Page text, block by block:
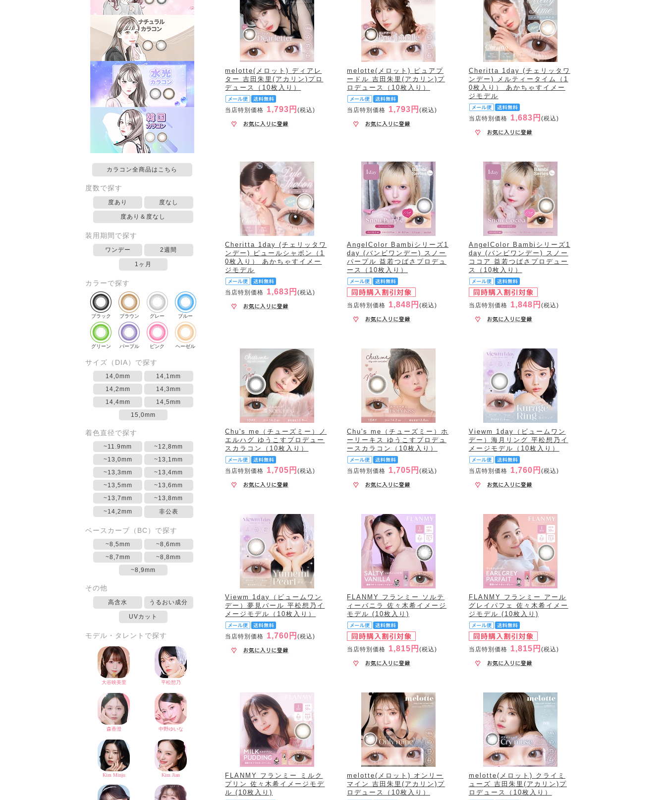
カラコン全商品はこちら
度数で探す
度あり 度なし
度あり＆度なし
装用期間で探す
ワンデー 2週間
1ヶ月
カラーで探す
ブラック ブラウン グレー ブルー
グリーン パープル ピンク ヘーゼル
サイズ（DIA）で探す
14,0mm
14,1mm
14,2mm
14,3mm
14,4mm
14,5mm
15,0mm
着色直径で探す
~11.9mm
~12,8mm
~13,0mm
~13,1mm
~13,3mm
~13,4mm
~13,5mm
~13,6mm
~13,7mm
~13,8mm
~14,2mm
非公表
ベースカーブ（BC）で探す
~8,5mm
~8,6mm
~8,7mm
~8,8mm
~8,9mm
その他
高含水 うるおい成分
UVカット
モデル・タレントで探す
melotte(メロット) ディアレ
ター 吉田朱里(アカリン)プロ
デュース（10枚入り）
当店特別価格 1,793円(税込)
melotte(メロット) ピュアプ
ードル 吉田朱里(アカリン)プ
ロデュース（10枚入り）
当店特別価格 1,793円(税込)
Cheritta 1day (チェリッタワ
ンデー) メルティータイム（1
0枚入り） あかちゃすイメー
ジモデル
当店特別価格 1,683円 (税込)
Cheritta 1day (チェリッタワ
ンデー) ピュールシャボン（1
0枚入り） あかちゃすイメー
ジモデル
当店特別価格 1,683円(税込)
AngelColor Bambiシリーズ1
day (バンビワンデー) スノー
パープル 益若つばさプロデュ
ース（10枚入り）
当店特別価格 1,848円(税込)
AngelColor Bambiシリーズ1
day (バンビワンデー) スノー
ココア 益若つばさプロデュー
ス（10枚入り）
当店特別価格 1,848円 (税込)
Chu's me（チューズミー）ノ
エルハグ ゆうこすプロデュー
スカラコン（10枚入り）
当店特別価格 1,705円(税込)
Chu's me（チューズミー）ホ
ーリーキス ゆうこすプロデュ
ースカラコン（10枚入り）
当店特別価格 1,705円(税込)
Viewm 1day（ビュームワン
デー）海月リング 平松想乃イ
メージモデル（10枚入り）
当店特別価格 1,760円 (税込)
Viewm 1day（ビュームワン
デー）夢見パール 平松想乃イ
メージモデル（10枚入り）
当店特別価格 1,760円(税込)
FLANMY フランミー ソルテ
ィーバニラ 佐々木希イメージ
モデル (10枚入り)
当店特別価格 1,815円(税込)
FLANMY フランミー アール
グレイパフェ 佐々木希イメー
ジモデル (10枚入り)
当店特別価格 1,815円 (税込)
FLANMY フランミー ミルク
プリン 佐々木希イメージモデ
ル (10枚入り)
melotte(メロット) オンリー
マイン 吉田朱里(アカリン)プ
ロデュース（10枚入り）
melotte(メロット) クライミ
ューズ 吉田朱里(アカリン)プ
ロデュース（10枚入り）